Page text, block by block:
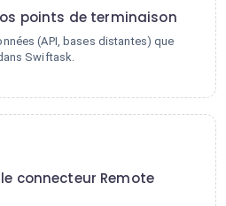
points de terminaison
(API, bases distantes) que
Swiftask.
le connecteur Remote